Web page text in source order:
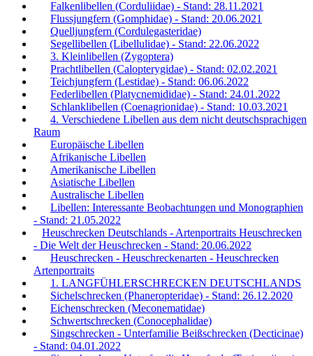
Falkenlibellen (Corduliidae) - Stand: 28.11.2021
Flussjungfern (Gomphidae) - Stand: 20.06.2021
Quelljungfern (Cordulegasteridae)
Segellibellen (Libellulidae) - Stand: 22.06.2022
3. Kleinlibellen (Zygoptera)
Prachtlibellen (Calopterygidae) - Stand: 02.02.2021
Teichjungfern (Lestidae) - Stand: 06.06.2022
Federlibellen (Platycnemididae) - Stand: 24.01.2022
Schlanklibellen (Coenagrionidae) - Stand: 10.03.2021
4. Verschiedene Libellen aus dem nicht deutschsprachigen
Raum
Europäische Libellen
Afrikanische Libellen
Amerikanische Libellen
Asiatische Libellen
Australische Libellen
Libellen: Interessante Beobachtungen und Monographien
- Stand: 21.05.2022
Heuschrecken Deutschlands - Artenportraits Heuschrecken
- Die Welt der Heuschrecken - Stand: 20.06.2022
Heuschrecken - Heuschreckenarten - Heuschrecken
Artenportraits
1. LANGFÜHLERSCHRECKEN DEUTSCHLANDS
Sichelschrecken (Phaneropteridae) - Stand: 26.12.2020
Eichenschrecken (Meconematidae)
Schwertschrecken (Conocephalidae)
Singschrecken - Unterfamilie Beißschrecken (Decticinae)
- Stand: 04.01.2022